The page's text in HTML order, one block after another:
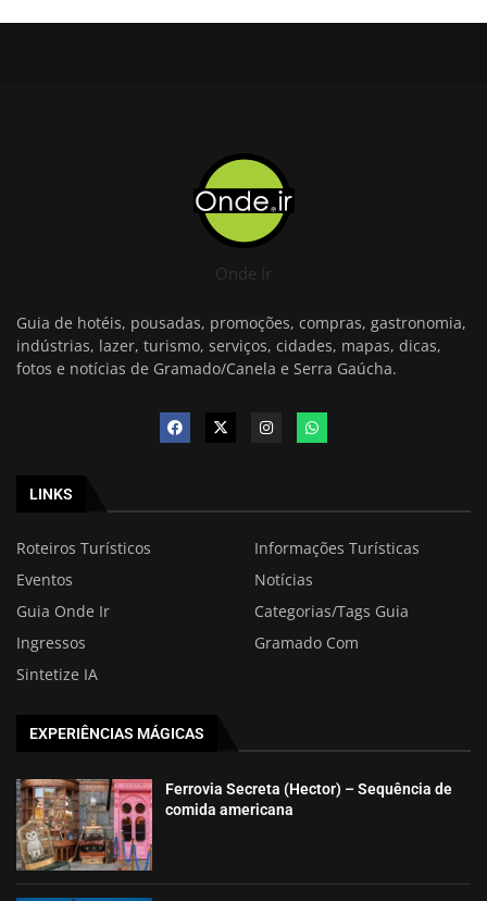
Onde Ir
Guia de hotéis, pousadas, promoções, compras, gastronomia,
indústrias, lazer, turismo, serviços, cidades, mapas, dicas,
fotos e notícias de Gramado/Canela e Serra Gaúcha.
LINKS
Roteiros Turísticos
Informações Turísticas
Eventos
Notícias
Guia Onde Ir
Categorias/Tags Guia
Ingressos
Gramado Com
Sintetize IA
EXPERIÊNCIAS MÁGICAS
Ferrovia Secreta (Hector) – Sequência de
comida americana